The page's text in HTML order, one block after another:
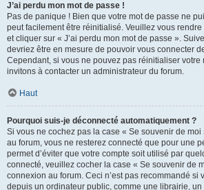
J’ai perdu mon mot de passe !
Pas de panique ! Bien que votre mot de passe ne
peut facilement être réinitialisé. Veuillez vous
et cliquer sur « J’ai perdu mon mot de passe ».
devriez être en mesure de pouvoir vous connecter
Cependant, si vous ne pouvez pas réinitialiser votre
invitons à contacter un administrateur du forum.
Haut
Pourquoi suis-je déconnecté automatiquement ?
Si vous ne cochez pas la case « Se souvenir de
au forum, vous ne resterez connecté que pour une
permet d’éviter que votre compte soit utilisé par
connecté, veuillez cocher la case « Se souvenir de
connexion au forum. Ceci n’est pas recommandé si
depuis un ordinateur public, comme une librairie,